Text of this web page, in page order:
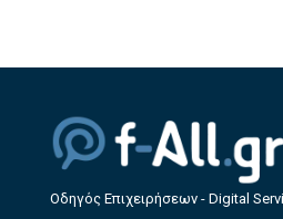
Οδηγός Επιχειρήσεων - Digital